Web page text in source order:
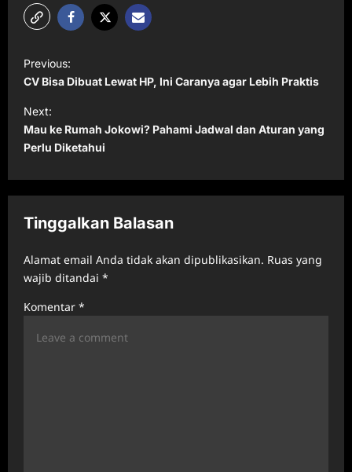
o
s
t
n
a
v
i
a
Previous:
CV Bisa Dibuat Lewat HP, Ini Caranya agar Lebih Praktis
Next:
Mau ke Rumah Jokowi? Pahami Jadwal dan Aturan yang
Perlu Diketahui
Tinggalkan Balasan
Alamat email Anda tidak akan dipublikasikan. Ruas yang
wajib ditandai *
Komentar *